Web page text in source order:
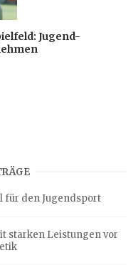
Jugend-
für den Jugendsport
starken Leistungen vor